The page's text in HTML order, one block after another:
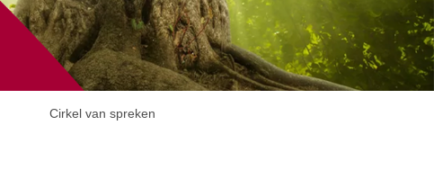
Cirkel van spreken